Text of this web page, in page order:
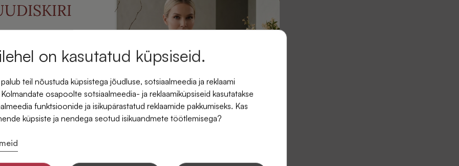
-5% allahindlust oma
tellimusest.
saama SIDONASE
on kasutatud küpsiseid.
teil nõustuda küpsistega jõudluse, sotsiaalmeedia ja reklaami
osapoolte sotsiaalmeedia- ja reklaamiküpsiseid kasutatakse
funktsioonide ja isikupärastatud reklaamide pakkumiseks. Kas
küpsiste ja nendega seotud isikuandmete töötlemisega?